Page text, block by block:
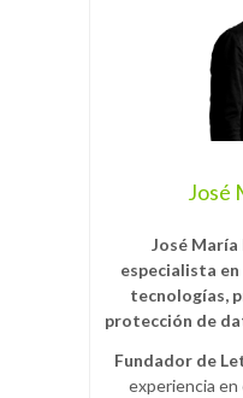
José
José María
especialista en
tecnologías,
protección de
Fundador de
experiencia